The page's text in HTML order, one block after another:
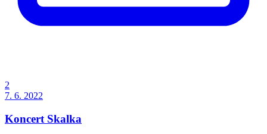
2
7. 6. 2022
Koncert Skalka